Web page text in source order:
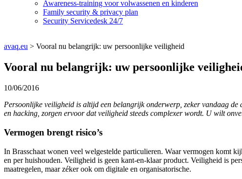
Awareness-training voor volwassenen en kinderen
Family security & privacy plan
Security Servicedesk 24/7
avaq.eu > Vooral nu belangrijk: uw persoonlijke veiligheid
Vooral nu belangrijk: uw persoonlijke
10/06/2016
Persoonlijke veiligheid is altijd een belangrijk onderwerp, zeker vandaag
en hacking, zorgen ervoor dat veiligheid steeds complexer wordt. U wilt
Vermogen brengt risico’s
In Brasschaat wonen veel welgestelde particulieren. Waar vermogen komt
en per huishouden. Veiligheid is geen kant-en-klaar product. Veiligheid is
maatregelen maar zéker ook om digitale en organisatorische.